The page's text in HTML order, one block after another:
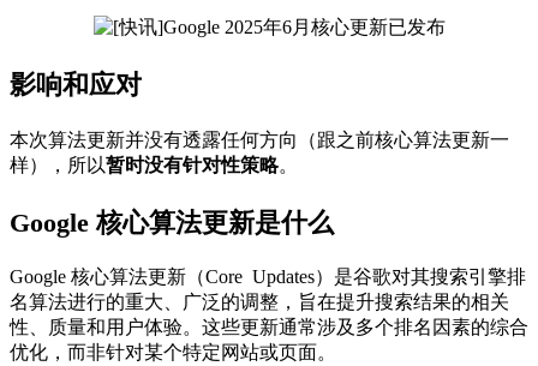
影响和应对
本次算法更新并没有透露任何方向（跟之前核心算法更新一
样），所以暂时没有针对性策略。
Google 核心算法更新是什么
Google 核心算法更新（Core Updates）是谷歌对其搜索引擎排
名算法进行的重大、广泛的调整，旨在提升搜索结果的相关
性、质量和用户体验。这些更新通常涉及多个排名因素的综合
优化，而非针对某个特定网站或页面。